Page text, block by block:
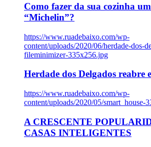
Como fazer da sua cozinha
“Michelin”?
https://www.ruadebaixo.com/wp-
content/uploads/2020/06/herdade-dos-
fileminimizer-335x256.jpg
Herdade dos Delgados reabre
https://www.ruadebaixo.com/wp-
content/uploads/2020/05/smart_house-
A CRESCENTE
CASAS INTELIGENTES